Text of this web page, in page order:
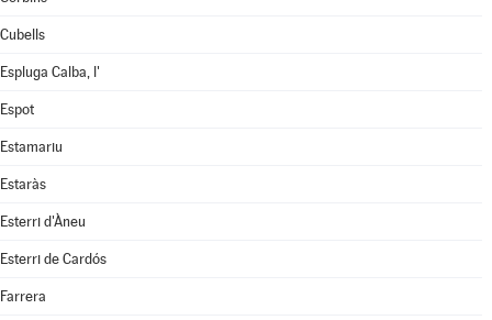
Cubells
Espluga Calba, l'
Espot
Estamariu
Estaràs
Esterri d'Àneu
Esterri de Cardós
Farrera